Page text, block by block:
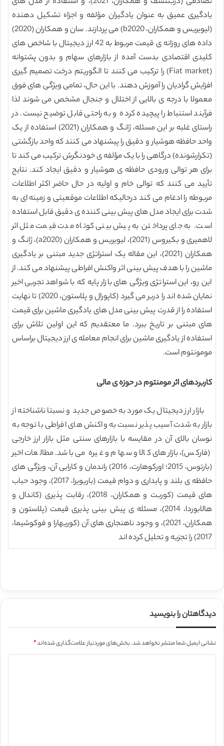
یادگیری عمیق به عنوان یادگیران مؤلفه و اجزاء تشکیل دهنده
(لیویریس و همکاران، b2020) می پردازند. سان و همکاران (2020)
داده های روزانه ی قیمت مربوط به 42 ارز دیجیتال با شاخص های
کلیدی اقتصادی بدست آمده از بازارهای سهام و بدون پشتوانه
(Fiat market) را ترکیب می کنند تا الگوریتم درخت تصمیم گیری
افزایش گرادیان را آموزش دهند. با این حال، تمامی ویژگی های فوق
معمولا با درجه ی بالایی از اختلال و جنجال مشخص می شوند لذا
فرآیند استنباط را پیچیده کرده و به راحتی قابل توضیح نیست. در
راستای غلبه بر این مسئله، ژانگ و همکاران (2021) استفاده از یک
واحد حافظه هوشیار و دقیق را پیشنهاد می کنند که واحد بازگشتی
(تکرارشونده) درگاهی را با یک مؤلفه ی خودنگرش ترکیب می کند تا
برای هر توالی ورودی حافظه ی هوشیار و دقیق ایجاد کند. نتایج
تأیید می کنند که توالی خام و اولیه در حال حاضر اکثر اطلاعات
مربوطه را ادغام می کند درحالیکه اطلاعات موقعیتی و زمینه ای به
شدت برای ایجاد مدل های پیش بینی کننده ی دقیق قابل استفاده
است. به جای پرداختن به پیش بینی کوتاه مدت قیمت مثل اثر
لاهمیری و بکیروس (2021)، لیویریس و همکاران (a2020)، ژانگ و
همکاران (2021)، این مقاله یک استراتژی جدید مبتنی بر یادگیری
ماشین را با هدف پیش بینی اثر واکنش افراطی پیشنهاد می کند. از
این رو، این استراتژی ویژگی های بازار پایه که با شواهد تجربی اخیر
نمایان شده اند را دربر می گیرد (کاپورال و پلاستون، 2020) تا نهایت
استفاده را از قدرت پیش بینی مدل های یادگیری ماشین برای قیمت
های مبتنی بر تاریخ ببرد. ما معتقدیم که این اولین تلاش برای
استفاده از یادگیری ماشین برای انجام معامله ی ارز دیجیتال براساس
مومونتوم است.
کاربردهای اثر مومنتوم در حوزه ی مالی
بازار ارز دیجیتال یک مورد به خصوص جدید و نسبتا ناشناخته از
بازار به شدت آسیب پذیر نسبت به واکنش های افراطی با توجه به
نوسان بالای آن در مقایسه با بازارهای سنتی مثل بازار ارز خارجی
(فارکس)، بازارهای کالا و سهام و غیره می باشد. مطالعات اخیر
(بارتوس، 2015؛ اورکوهارت، 2016) راندمان و کارایی آن، ویژگی های
حافظه ی بلند و پایداری و دوام قیمت (باریویرا، 2017)، وجود حباب
های قیمت (کوربت و همکاران، 2018)، رقابت پذیری (کاندال و
هالابوردا، 2014)، مسئله ی پیش بینی پذیری قیمت (پلاستون و
همکاران، 2021)، و وجود ناهنجاری های آن (کوریهارا و فوکوشیما،
2017) را تجزیه و تحلیل کرده اند
دیدگاهتان را بنویسید
نشانی ایمیل شما منتشر نخواهد شد.بخش‌های موردنیاز علامت‌گذاری شده‌اند*